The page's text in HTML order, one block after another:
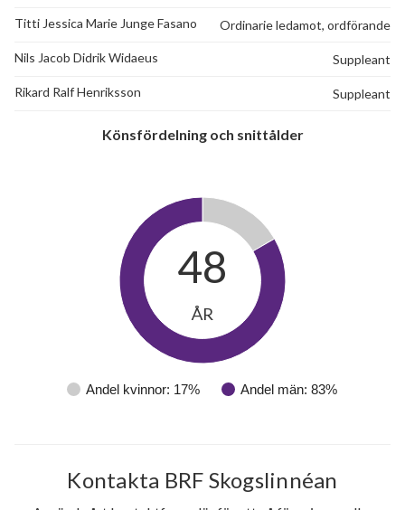
Titti Jessica Marie Junge Fasano Ordinarie ledamot, ordförande
Nils Jacob Didrik Widaeus Suppleant
Rikard Ralf Henriksson Suppleant
Könsfördelning och snittålder
Andel kvinnor: 17% Andel män: 83%
48
ÅR
Kontakta BRF Skogslinnéan